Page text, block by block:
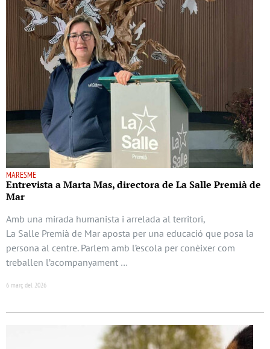
MARESME
Entrevista a Marta Mas, directora de La Salle Premià de
Mar
Amb una mirada humanista i arrelada al territori,
La Salle Premià de Mar aposta per una educació que posa la
persona al centre. Parlem amb l’escola per conèixer com
treballen l’acompanyament …
6 març del 2026